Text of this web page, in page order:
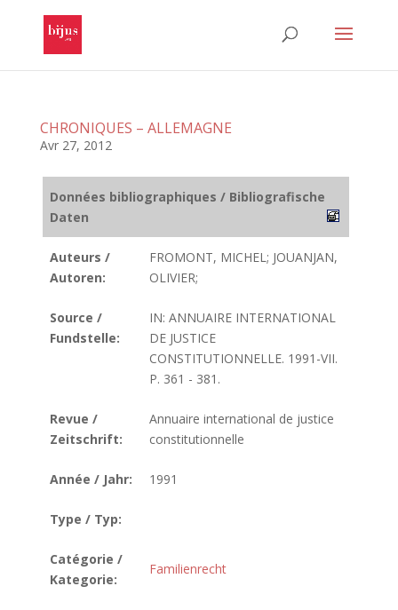
CHRONIQUES – ALLEMAGNE
Avr 27, 2012
Données bibliographiques / Bibliografische
Daten
Auteurs /
Autoren:
FROMONT, MICHEL; JOUANJAN,
OLIVIER;
Source /
Fundstelle:
IN: ANNUAIRE INTERNATIONAL
DE JUSTICE
CONSTITUTIONNELLE. 1991-VII.
P. 361 - 381.
Revue /
Zeitschrift:
Annuaire international de justice
constitutionnelle
Année / Jahr: 1991
Type / Typ:
Catégorie /
Kategorie:
Familienrecht